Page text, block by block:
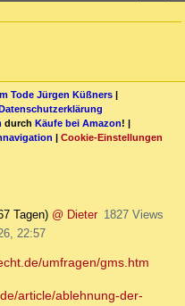
Tode Jürgen Küßners |
durch Käufe bei Amazon! |
| Cookie-Einstellungen
Tagen) @ Dieter 1827 Views
22:57
umfragen/gms.htm
article/ablehnung-der-